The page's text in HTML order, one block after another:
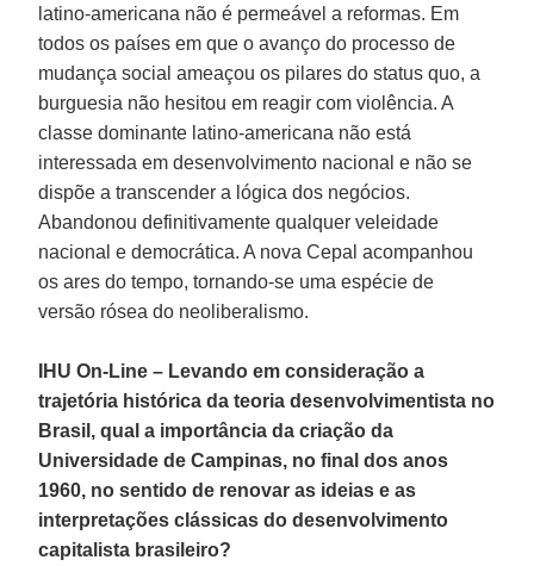
latino-americana não é permeável a reformas. Em
todos os países em que o avanço do processo de
mudança social ameaçou os pilares do status quo, a
burguesia não hesitou em reagir com violência. A
classe dominante latino-americana não está
interessada em desenvolvimento nacional e não se
dispõe a transcender a lógica dos negócios.
Abandonou definitivamente qualquer veleidade
nacional e democrática. A nova Cepal acompanhou
os ares do tempo, tornando-se uma espécie de
versão rósea do neoliberalismo.
IHU On-Line – Levando em consideração a
trajetória histórica da teoria desenvolvimentista no
Brasil, qual a importância da criação da
Universidade de Campinas, no final dos anos
1960, no sentido de renovar as ideias e as
interpretações clássicas do desenvolvimento
capitalista brasileiro?